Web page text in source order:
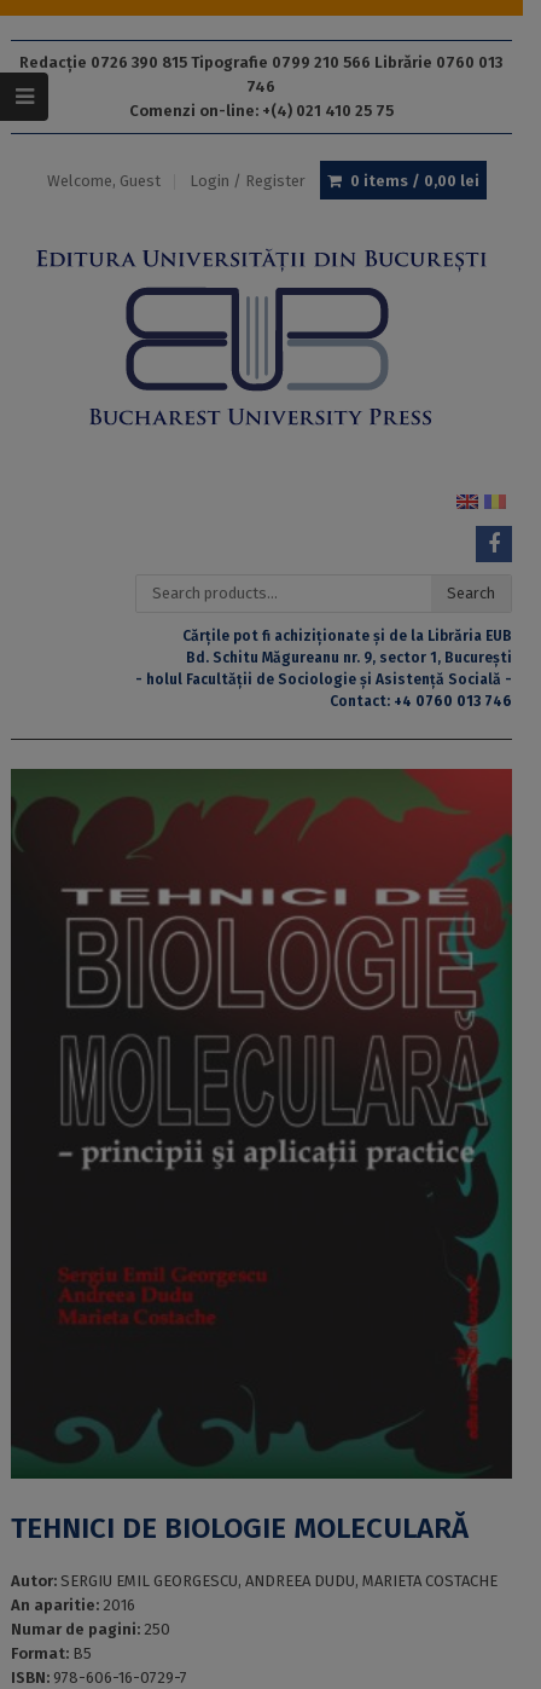
Redacție 0726 390 815 Tipografie 0799 210 566 Librărie 0760 013
746
Comenzi on-line: +(4) 021 410 25 75
Welcome, Guest Login / Register 0 items / 0,00 lei
Search
Search
Cărțile pot fi achiziționate și de la Librăria EUB
Bd. Schitu Măgureanu nr. 9, sector 1, București
- holul Facultății de Sociologie și Asistență Socială -
Contact: +4 0760 013 746
TEHNICI DE BIOLOGIE MOLECULARĂ
Autor: SERGIU EMIL GEORGESCU, ANDREEA DUDU, MARIETA COSTACHE
An aparitie: 2016
Numar de pagini: 250
Format: B5
ISBN: 978-606-16-0729-7